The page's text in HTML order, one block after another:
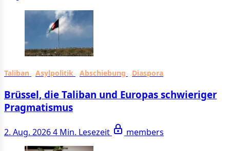
Taliban Asylpolitik Abschiebung Diaspora
Brüssel, die Taliban und Europas schwieriger
Pragmatismus
2. Aug. 20264 Min. Lesezeit members